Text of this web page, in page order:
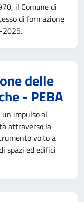
il Comune di
di formazione
2025.
delle
- PEBA
un impulso al
attraverso la
volto a
spazi ed edifici